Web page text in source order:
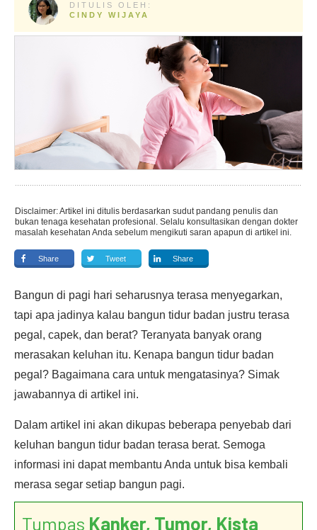
DITULIS OLEH:
CINDY WIJAYA
Disclaimer: Artikel ini ditulis berdasarkan sudut pandang penulis dan
bukan tenaga kesehatan profesional. Selalu konsultasikan dengan dokter
masalah kesehatan Anda sebelum mengikuti saran apapun di artikel ini.
Share Tweet Share
Bangun di pagi hari seharusnya terasa menyegarkan,
tapi apa jadinya kalau bangun tidur badan justru terasa
pegal, capek, dan berat? Teranyata banyak orang
merasakan keluhan itu. Kenapa bangun tidur badan
pegal? Bagaimana cara untuk mengatasinya? Simak
jawabannya di artikel ini.
Dalam artikel ini akan dikupas beberapa penyebab dari
keluhan bangun tidur badan terasa berat. Semoga
informasi ini dapat membantu Anda untuk bisa kembali
merasa segar setiap bangun pagi.
Tumpas Kanker, Tumor, Kista